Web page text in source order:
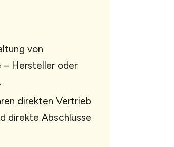
von
– Hersteller oder
direkten Vertrieb
direkte Abschlüsse